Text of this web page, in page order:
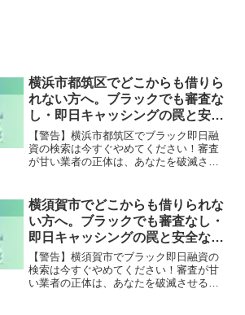
横浜市都筑区でどこからも借りら
れない方へ。ブラックでも審査な
し・即日キャッシングの罠と安全
な解決策
【警告】横浜市都筑区でブラック即日融
資の検索は今すぐやめてください！審査
が甘い業者の正体は、あなたを破滅させ
す。横浜市都筑区で違法業者を避け、借
金地獄から抜け出した方々の実体験と確
実な解決策を完全公開。
横須賀市でどこからも借りられな
い方へ。ブラックでも審査なし・
即日キャッシングの罠と安全な解
決策
【警告】横須賀市でブラック即日融資の
検索は今すぐやめてください！審査が甘
い業者の正体は、あなたを破滅させる闇